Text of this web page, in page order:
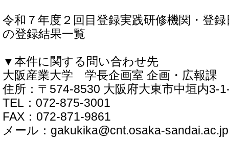
令和７年度２回目登録実践研修機関・登
の登録結果一覧
▼本件に関する問い合わせ先
大阪産業大学 学長企画室 企画・広報課
住所：〒574-8530 大阪府大東市中垣内3-
TEL：072-875-3001
FAX：072-871-9861
メール：gakukika@cnt.osaka-sandai.ac.jp